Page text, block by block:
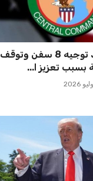
سنتكوم تعيد توجيه 8 سفن وتوقف
بسبب تعزيز ا...